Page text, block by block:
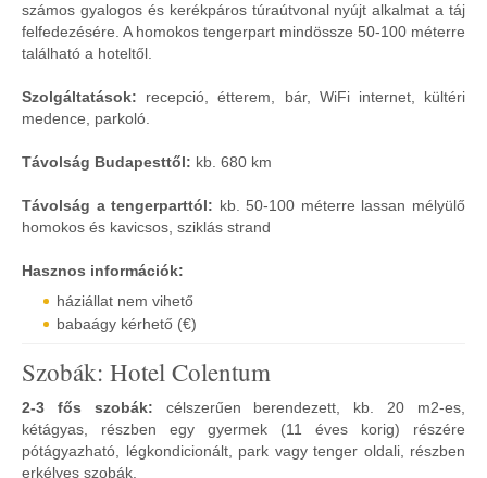
számos gyalogos és kerékpáros túraútvonal nyújt alkalmat a táj
felfedezésére. A homokos tengerpart mindössze 50-100 méterre
található a hoteltől.
Szolgáltatások: recepció, étterem, bár, WiFi internet, kültéri
medence, parkoló.
Távolság Budapesttől: kb. 680 km
Távolság a tengerparttól: kb. 50-100 méterre lassan mélyülő
homokos és kavicsos, sziklás strand
Hasznos információk:
háziállat nem vihető
babaágy kérhető (€)
Szobák: Hotel Colentum
2-3 fős szobák: célszerűen berendezett, kb. 20 m2-es,
kétágyas, részben egy gyermek (11 éves korig) részére
pótágyazható, légkondicionált, park vagy tenger oldali, részben
erkélyes szobák.